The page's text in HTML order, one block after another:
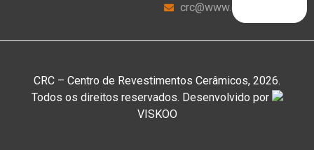
crc@www.crceram.com.br
CRC – Centro de Revestimentos Cerâmicos, 2026.
Todos os direitos reservados. Desenvolvido por
VISKOO